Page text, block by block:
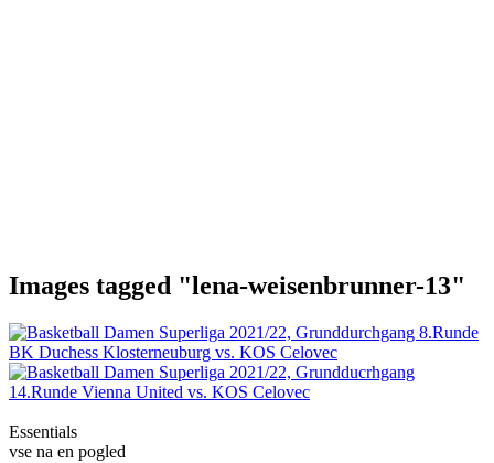
Images tagged "lena-weisenbrunner-13"
Essentials
vse na en pogled